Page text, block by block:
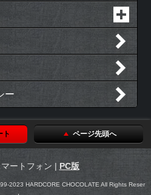
ー
ト ページ先頭へ
ートフォン | PC版
2023 HARDCORE CHOCOLATE All Rights Reser